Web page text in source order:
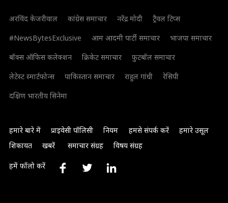
अरविंद केजरीवाल कांग्रेस समाचार नरेंद्र मोदी
ट्रैवल टिप्स
#NewsBytesExclusive
आम आदमी पार्टी समाचार
भाजपा समाचार
बॉक्स ऑफिस कलेक्शन
क्रिकेट समाचार
फुटबॉल समाचार
लेटेस्ट स्मार्टफोन्स
पाकिस्तान समाचार राहुल गांधी
रेसिपी
दक्षिण भारतीय सिनेमा
हमारे बारे में प्राइवेसी पॉलिसी नियम हमसे संपर्क करें
हमारे उसूल
शिकायत
खबरें समाचार संग्रह विषय संग्रह
हमें फॉलो करें